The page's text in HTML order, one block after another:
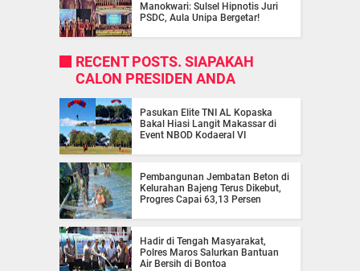
Manokwari: Sulsel Hipnotis Juri
PSDC, Aula Unipa Bergetar!
RECENT POSTS. SIAPAKAH
CALON PRESIDEN ANDA
Pasukan Elite TNI AL Kopaska
Bakal Hiasi Langit Makassar di
Event NBOD Kodaeral VI
Pembangunan Jembatan Beton di
Kelurahan Bajeng Terus Dikebut,
Progres Capai 63,13 Persen
Hadir di Tengah Masyarakat,
Polres Maros Salurkan Bantuan
Air Bersih di Bontoa